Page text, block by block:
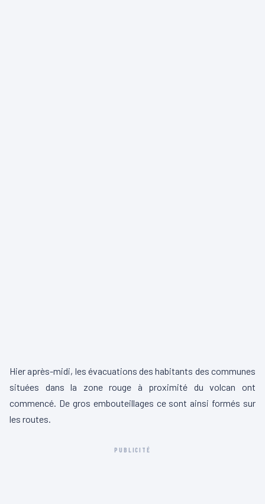
Hier après-midi, les évacuations des habitants des communes
situées dans la zone rouge à proximité du volcan ont
commencé. De gros embouteillages ce sont ainsi formés sur
les routes.
PUBLICITÉ